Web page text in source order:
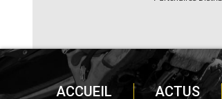
ACCUEIL ACTUS